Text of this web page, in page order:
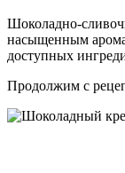
Шоколадно-
насыщенным
доступных
Продолжим с